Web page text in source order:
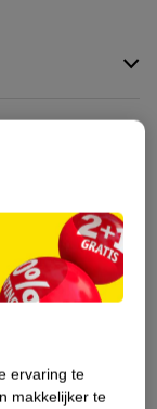
geen Nature
ervaring te
makkelijker te